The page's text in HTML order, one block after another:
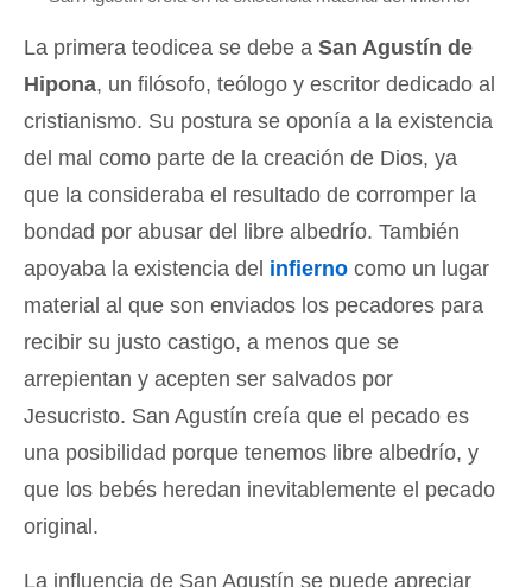
La primera teodicea se debe a San Agustín de
Hipona, un filósofo, teólogo y escritor dedicado al
cristianismo. Su postura se oponía a la existencia
del mal como parte de la creación de Dios, ya
que la consideraba el resultado de corromper la
bondad por abusar del libre albedrío. También
apoyaba la existencia del infierno como un lugar
material al que son enviados los pecadores para
recibir su justo castigo, a menos que se
arrepientan y acepten ser salvados por
Jesucristo. San Agustín creía que el pecado es
una posibilidad porque tenemos libre albedrío, y
que los bebés heredan inevitablemente el pecado
original.
La influencia de San Agustín se puede apreciar